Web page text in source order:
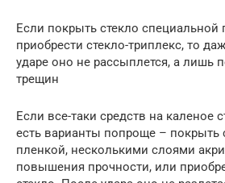
Если покрыть стекло специальной
приобрести стекло-триплекс, то
ударе оно не рассыплется, а лишь
трещин
Если все-таки средств на каленое
есть варианты попроще – покрыть
пленкой, несколькими слоями
повышения прочности, или